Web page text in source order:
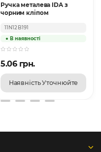
Ручка металева IDA з
чорним кліпом
11N12B191
5.06 грн.
Наявність Уточнюйте